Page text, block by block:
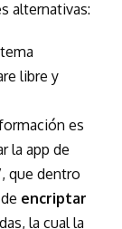
alternativas:
libre y
es
la app de
, que dentro
encriptar
la cual la